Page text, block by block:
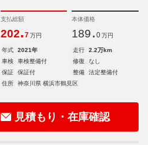
支払総額
202.7 万円
本体価格
189. 0 万円
年式 2021年 走行
2.2万km
車検
車検整備付 修復
なし
保証
保証付 整備
法定整備付
住所
神奈川県 横浜市鶴見区
見積もり・在庫確認